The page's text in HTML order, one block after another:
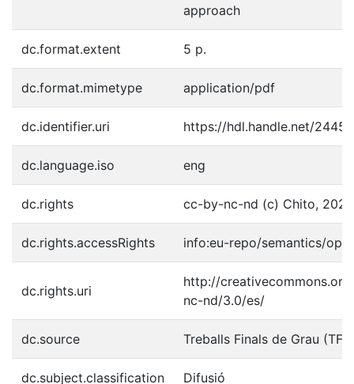
approach
dc.format.extent 5 p.
dc.format.mimetype application/pdf
dc.identifier.uri https://hdl.handle.net/2445/
dc.language.iso eng
dc.rights cc-by-nc-nd (c) Chito, 2024
dc.rights.accessRights info:eu-repo/semantics/
dc.rights.uri
http://
nc-nd/3.0/es/
dc.source Treballs Finals de Grau
dc.subject.classification Difusió